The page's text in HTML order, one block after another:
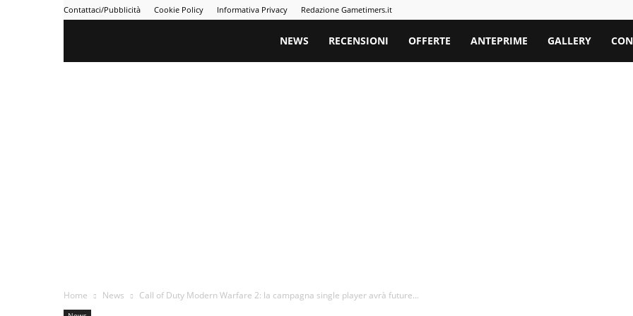
Contattaci/Pubblicità Cookie Policy Informativa Privacy Redazione Gametimers.it
Gametimers
NEWS RECENSIONI OFFERTE ANTEPRIME GALLERY
Home News Call of Duty Modern Warfare 2: la campagna single player avrà future...